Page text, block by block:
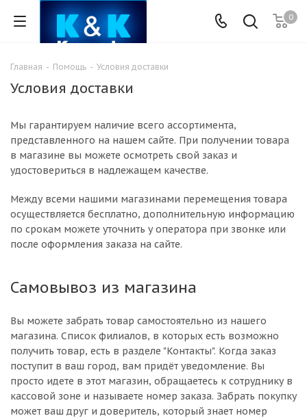
0
Главная - Помощь - Условия доставки
Условия доставки
Мы гарантируем наличие всего ассортимента,
представленного на нашем сайте. При получении товара
в магазине вы можете осмотреть свой заказ и
удостовериться в надлежащем качестве.
Между всеми нашими магазинами перемещения товара
осуществляется бесплатно, дополнительную информацию
по срокам можете уточнить у оператора при звонке или
после оформления заказа на сайте.
Самовывоз из магазина
Вы можете забрать товар самостоятельно из нашего
магазина. Список филиалов, в которых есть возможно
получить товар, есть в разделе "Контакты". Когда заказ
поступит в ваш город, вам придёт уведомление. Вы
просто идете в этот магазин, обращаетесь к сотруднику в
кассовой зоне и называете номер заказа. Забрать покупку
может ваш друг и доверитель, который знает номер